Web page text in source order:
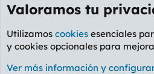
Foro General
Valoramos tu
Utilizamos cookies esenciales
y cookies opcionales para
Ver más información y